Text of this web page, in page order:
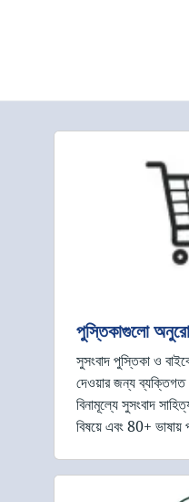
পুস্তিকাগুলো
সুসংবাদ পুস্তিকা ও
দেওয়ার জন্য ব্যক্তিগত
বিনামূল্যে সুসংবাদ
বিষয়ে এবং 80+